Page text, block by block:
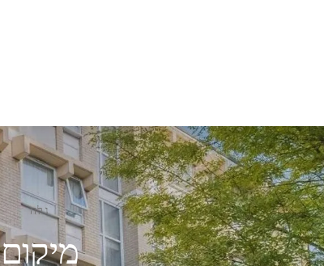
גלה
מיקום